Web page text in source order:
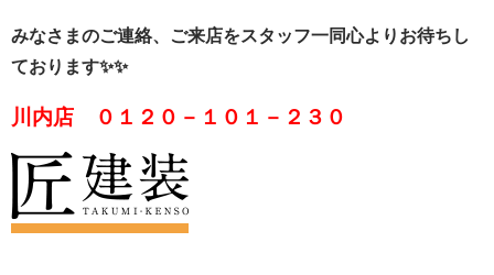
みなさまのご連絡、ご来店をスタッフ一同心よりお待ちし
ております✨✨
川内店 ０１２０－１０１－２３０